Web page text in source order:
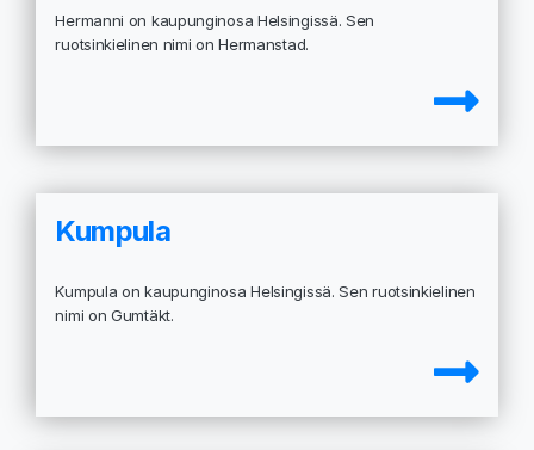
Hermanni on kaupunginosa Helsingissä. Sen
ruotsinkielinen nimi on Hermanstad.
Kumpula
Kumpula on kaupunginosa Helsingissä. Sen ruotsinkielinen
nimi on Gumtäkt.